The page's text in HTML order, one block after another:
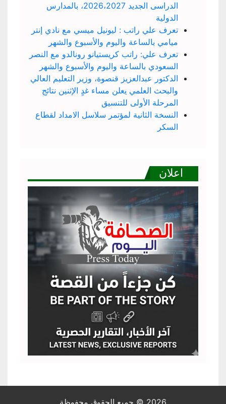
الدراسى الجديد 2026،2027، بالمدارس
الدولية
تعرف علي راتب : ليونيل ميسي مع نادي إنتر
ميامي بالساعة واليوم والأسبوع والشهر
تعرف علي: راتب كريستيانو رونالدو مع النصر
السعودي بالساعة واليوم والأسبوع والشهر
الدكتور عبدالعزيز قنصوة، وزير التعليم العالي
والبحث العلمي يعلن مساء غدٍ الإثنين نتائج
المرحلة الأولى للتنسيق
النسخة الثانية لمؤتمر سلاسل الامداد لقطاع
السكر
اعلان